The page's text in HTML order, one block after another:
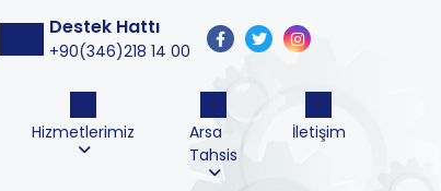
Destek Hattı
+90(346)218 14 00
Hizmetlerimiz
Arsa
Tahsis
İletişim